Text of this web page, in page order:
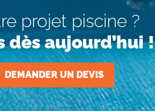
projet piscine ?
dès aujourd’hui !
DEMANDER UN DEVIS